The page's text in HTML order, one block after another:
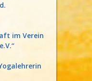
im Verein